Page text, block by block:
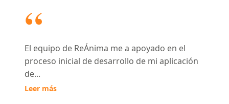
El equipo de ReÁnima me a apoyado en el
proceso inicial de desarrollo de mi aplicación
de...
Leer más